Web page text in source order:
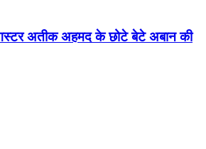
अतीक अहमद के छोटे बेटे अबान की